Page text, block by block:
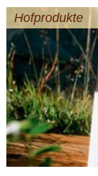
Hofprodukte